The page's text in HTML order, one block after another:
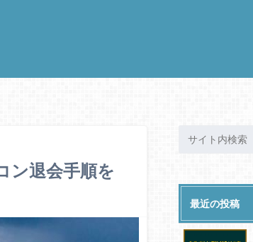
ン退会手順を
最近の投稿